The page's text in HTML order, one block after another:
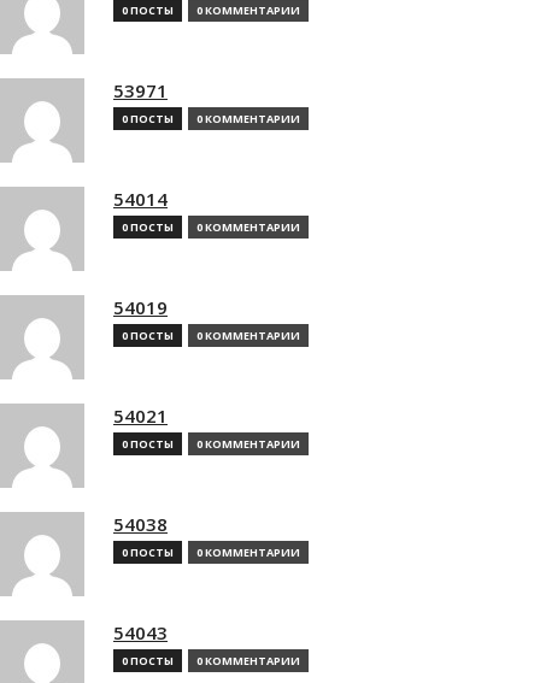
0 ПОСТЫ 0 КОММЕНТАРИИ
53971
0 ПОСТЫ 0 КОММЕНТАРИИ
54014
0 ПОСТЫ 0 КОММЕНТАРИИ
54019
0 ПОСТЫ 0 КОММЕНТАРИИ
54021
0 ПОСТЫ 0 КОММЕНТАРИИ
54038
0 ПОСТЫ 0 КОММЕНТАРИИ
54043
0 ПОСТЫ 0 КОММЕНТАРИИ